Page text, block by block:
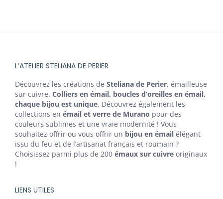
L’ATELIER STELIANA DE PERIER
Découvrez les créations de Steliana de Perier, émailleuse
sur cuivre. Colliers en émail, boucles d’oreilles en émail,
chaque bijou est unique. Découvrez également les
collections en émail et verre de Murano pour des
couleurs sublimes et une vraie modernité ! Vous
souhaitez offrir ou vous offrir un bijou en émail élégant
issu du feu et de l’artisanat français et roumain ?
Choisissez parmi plus de 200 émaux sur cuivre originaux
!
LIENS UTILES